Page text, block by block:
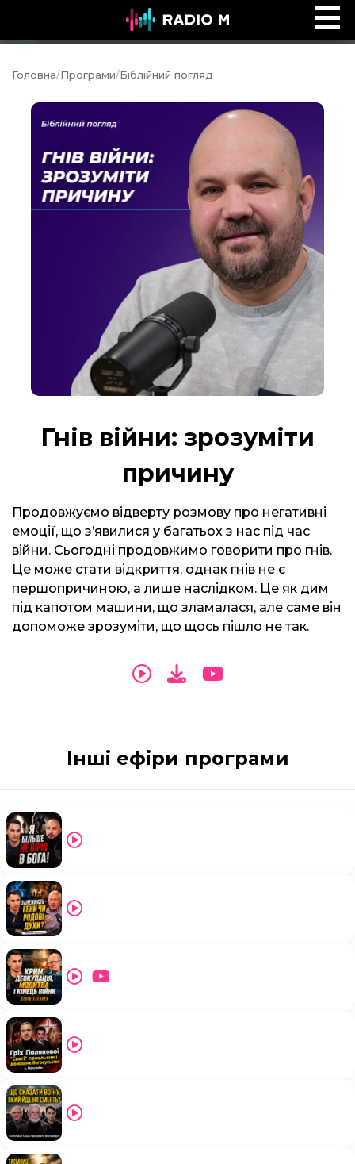
Сторінками Біблії
Головна/Програми/Біблійний погляд
Гнів війни: зрозуміти
причину
Продовжуємо відверту розмову про негативні
емоції, що з’явилися у багатьох з нас під час
війни. Сьогодні продовжимо говорити про гнів.
Це може стати відкриття, однак гнів не є
першопричиною, а лише наслідком. Це як дим
під капотом машини, що зламалася, але саме він
допоможе зрозуміти, що щось пішло не так.
Інші ефіри програми